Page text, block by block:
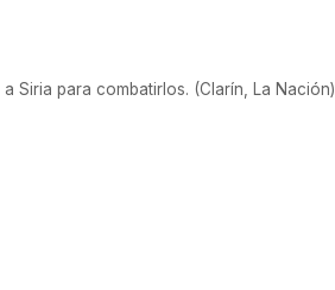
Siria para combatirlos. (Clarín, La Nación)